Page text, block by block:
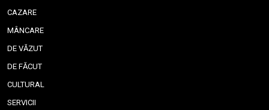
CAZARE
MÂNCARE
DE VĂZUT
DE FĂCUT
CULTURAL
SERVICII